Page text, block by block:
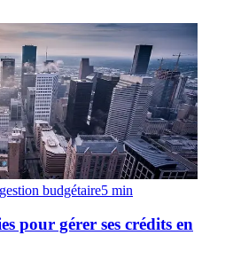
budgétaire5 min
pour gérer ses crédits en